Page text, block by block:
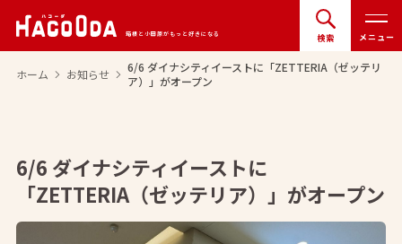
箱根と小田原がもっと好きになる 検索 メニュー
ホーム arrow_forward_ios お知らせ arrow_forward_ios
6/6 ダイナシティイーストに「ZETTERIA（ゼッテリ
ア）」がオープン
6/6 ダイナシティイーストに
「ZETTERIA（ゼッテリア）」がオープン